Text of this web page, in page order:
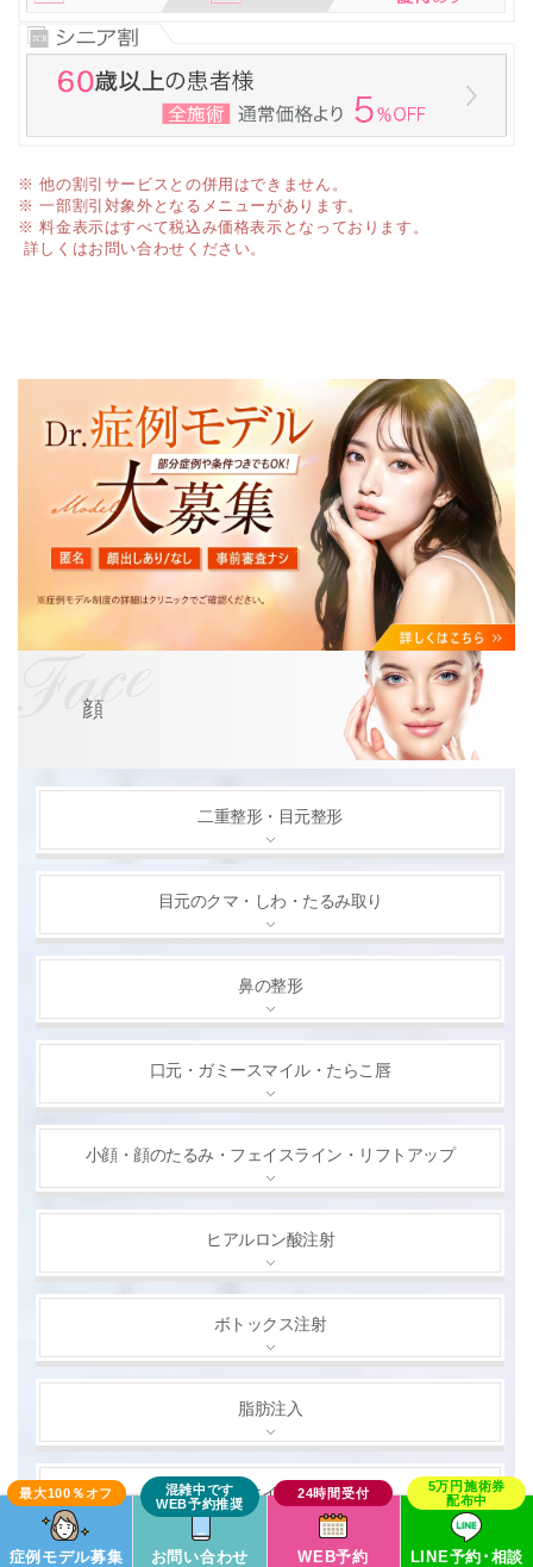
※ 他の割引サービスとの併用はできません。
※ 一部割引対象外となるメニューがあります。
※ 料金表示はすべて税込み価格表示となっております。
詳しくはお問い合わせください。
顔
二重整形・目元整形
目元のクマ・しわ・たるみ取り
鼻の整形
口元・ガミースマイル・たらこ唇
小顔・顔のたるみ・フェイスライン・リフトアップ
ヒアルロン酸注射
ボトックス注射
脂肪注入
若返り・エイジングケア
症例モデル募集 お問い合わせ WEB予約 LINE予約･相談